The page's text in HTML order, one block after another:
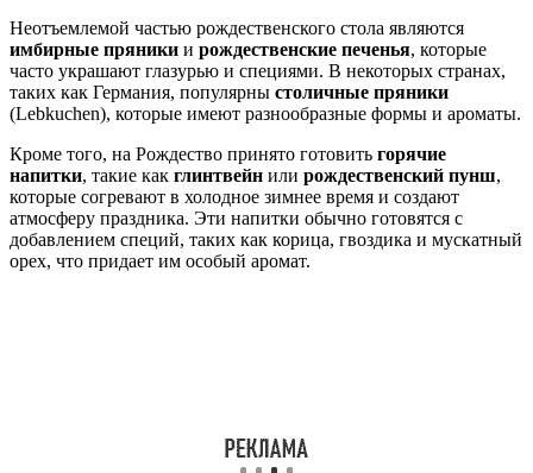
Неотъемлемой частью рождественского стола являются
имбирные пряники и рождественские печенья, которые
часто украшают глазурью и специями. В некоторых странах,
таких как Германия, популярны столичные пряники
(Lebkuchen), которые имеют разнообразные формы и ароматы.
Кроме того, на Рождество принято готовить горячие
напитки, такие как глинтвейн или рождественский пунш,
которые согревают в холодное зимнее время и создают
атмосферу праздника. Эти напитки обычно готовятся с
добавлением специй, таких как корица, гвоздика и мускатный
орех, что придает им особый аромат.